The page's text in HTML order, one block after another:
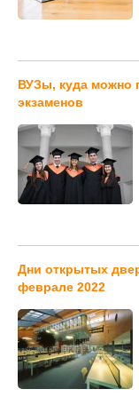
ВУЗы, куда можно
экзаменов
Дни открытых
феврале 2022